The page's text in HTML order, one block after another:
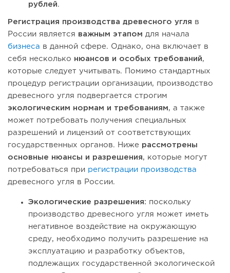
рублей.
Регистрация производства древесного угля в
России является важным этапом для начала
бизнеса в данной сфере. Однако, она включает в
себя несколько нюансов и особых требований,
которые следует учитывать. Помимо стандартных
процедур регистрации организации, производство
древесного угля подвергается строгим
экологическим нормам и требованиям, а также
может потребовать получения специальных
разрешений и лицензий от соответствующих
государственных органов. Ниже рассмотрены
основные нюансы и разрешения, которые могут
потребоваться при регистрации производства
древесного угля в России.
Экологические разрешения: поскольку
производство древесного угля может иметь
негативное воздействие на окружающую
среду, необходимо получить разрешение на
эксплуатацию и разработку объектов,
подлежащих государственной экологической